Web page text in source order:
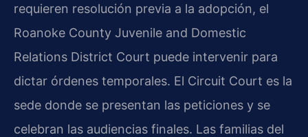
requieren resolución previa a la adopción, el
Roanoke County Juvenile and Domestic
Relations District Court puede intervenir para
dictar órdenes temporales. El Circuit Court es la
sede donde se presentan las peticiones y se
celebran las audiencias finales. Las familias del